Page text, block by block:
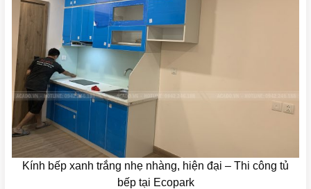
Kính bếp xanh trắng nhẹ nhàng, hiện đại – Thi công tủ
bếp tại Ecopark